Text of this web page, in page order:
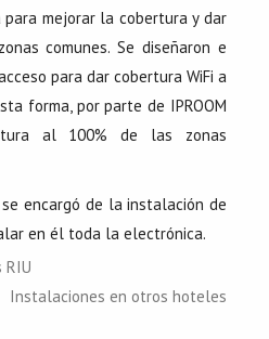
mejorar la cobertura y dar
comunes. Se diseñaron e
para dar cobertura WiFi a
forma, por parte de IPROOM
al 100% de las zonas
se encargó de la instalación de
en él toda la electrónica.
Instalaciones en otros hoteles